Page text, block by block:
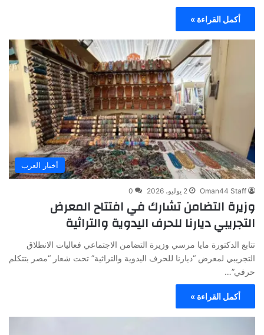
أكمل القراءة »
أخبار العرب
Oman44 Staff 2 يوليو، 2026 0
وزيرة التضامن تشارك في افتتاح المعرض
التجريبي ديارنا للحرف اليدوية والتراثية
تتابع الدكتورة مايا مرسي وزيرة التضامن الاجتماعي فعاليات الانطلاق
التجريبي لمعرض “ديارنا للحرف اليدوية والتراثية” تحت شعار “مصر بتتكلم
حرفي”…
أكمل القراءة »